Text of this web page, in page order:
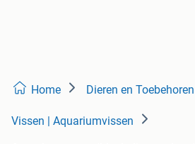
Home Dieren en Toebehoren
Vissen | Aquariumvissen